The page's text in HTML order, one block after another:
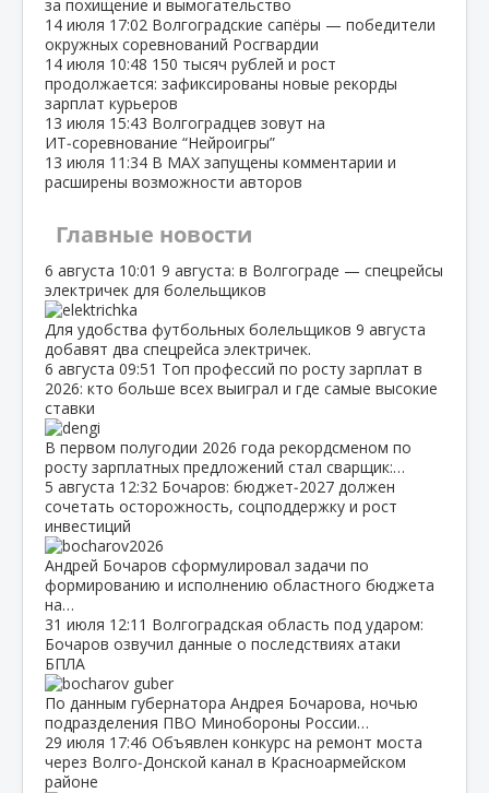
за похищение и вымогательство
14 июля 17:02 Волгоградские сапёры — победители
окружных соревнований Росгвардии
14 июля 10:48 150 тысяч рублей и рост
продолжается: зафиксированы новые рекорды
зарплат курьеров
13 июля 15:43 Волгоградцев зовут на
ИТ‑соревнование “Нейроигры”
13 июля 11:34 В МАХ запущены комментарии и
расширены возможности авторов
Главные новости
6 августа 10:01 9 августа: в Волгограде — спецрейсы
электричек для болельщиков
Для удобства футбольных болельщиков 9 августа
добавят два спецрейса электричек.
6 августа 09:51 Топ профессий по росту зарплат в
2026: кто больше всех выиграл и где самые высокие
ставки
В первом полугодии 2026 года рекордсменом по
росту зарплатных предложений стал сварщик:…
5 августа 12:32 Бочаров: бюджет‑2027 должен
сочетать осторожность, соцподдержку и рост
инвестиций
Андрей Бочаров сформулировал задачи по
формированию и исполнению областного бюджета
на…
31 июля 12:11 Волгоградская область под ударом:
Бочаров озвучил данные о последствиях атаки
БПЛА
По данным губернатора Андрея Бочарова, ночью
подразделения ПВО Минобороны России…
29 июля 17:46 Объявлен конкурс на ремонт моста
через Волго‑Донской канал в Красноармейском
районе